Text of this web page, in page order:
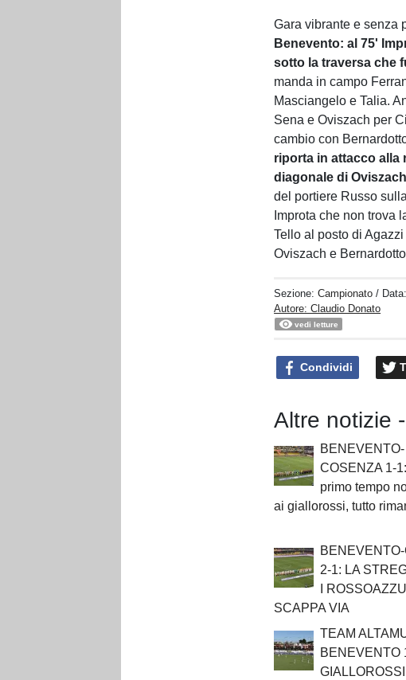
Gara vibrante e senza
Benevento: al 75'
sotto la traversa che
manda in campo
Masciangelo e Talia.
Sena e Oviszach per
cambio con
riporta in attacco alla
diagonale di
del portiere Russo
Improta che non trova
Tello al posto di
Oviszach e
Sezione:Campionato / Data:
Autore: Claudio Donato
vedi letture
Condividi
Altre notizie
BENEVENTO-
COSENZA 1-
primo tempo
ai giallorossi, tutto
2-1: LA
I
SCAPPA VIA
TEAM
BENEVENTO
GIALLOROSSI